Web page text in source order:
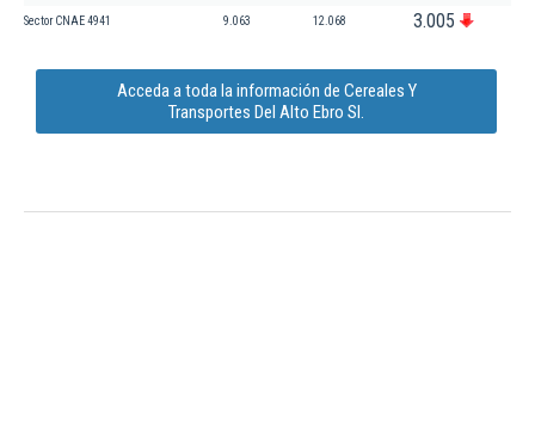
Sector CNAE 4941 9.063 12.068 3.005
Acceda a toda la información de Cereales Y
Transportes Del Alto Ebro Sl.